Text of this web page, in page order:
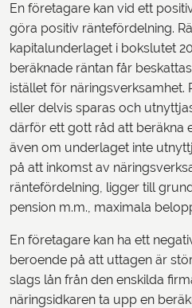
En företagare kan vid ett
göra positiv räntefördelning.
kapitalunderlaget i bokslutet
beräknade räntan får
istället för näringsverksamhet.
eller delvis sparas och
därför ett gott råd att beräkna
även om underlaget inte
på att inkomst av
räntefördelning, ligger till
pension m.m., maximala
En företagare kan ha ett
beroende på att uttagen är
slags lån från den enskilda
näringsidkaren ta upp en